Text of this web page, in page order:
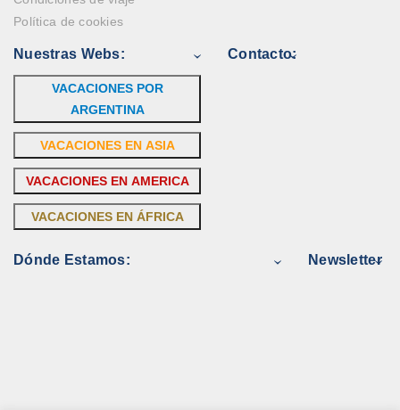
Política de cookies
Nuestras Webs:
VACACIONES POR
ARGENTINA
VACACIONES EN ASIA
VACACIONES EN AMERICA
VACACIONES EN ÁFRICA
Contacto:
Dónde Estamos: Newsletter